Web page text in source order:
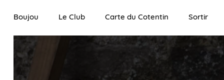
Boujou Le Club Carte du Cotentin Sortir